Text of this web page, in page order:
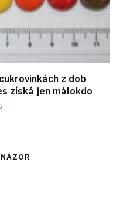
z dob
získá jen málokdo